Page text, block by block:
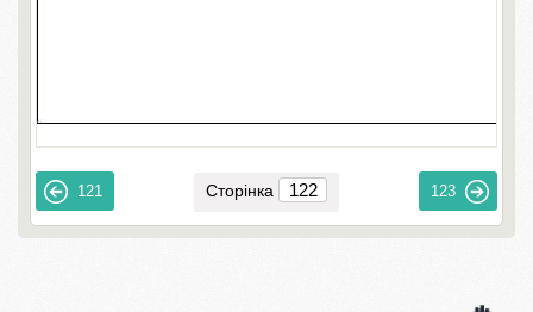
121 Сторінка 123